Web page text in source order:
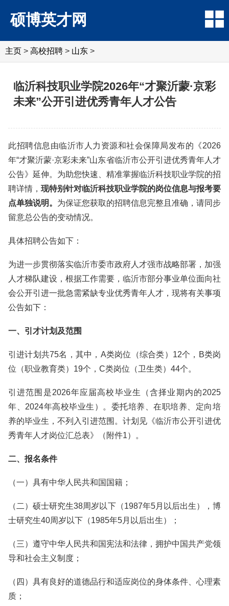
硕博英才网
主页 > 高校招聘 > 山东 >
临沂科技职业学院2026年“才聚沂蒙·京彩
未来”公开引进优秀青年人才公告
此招聘信息由临沂市人力资源和社会保障局发布的《2026
年“才聚沂蒙·京彩未来”山东省临沂市公开引进优秀青年人才
公告》延伸。为助您快速、精准掌握临沂科技职业学院的招
聘详情， 现特别针对临沂科技职业学院的岗位信息与报考要
点单独说明。 为保证您获取的招聘信息完整且准确，请同步
留意总公告的变动情况。
具体招聘公告如下：
为进一步贯彻落实临沂市委市政府人才强市战略部署，加强
人才梯队建设，根据工作需要，临沂市部分事业单位面向社
会公开引进一批急需紧缺专业优秀青年人才，现将有关事项
公告如下：
一、引才计划及范围
引进计划共75名，其中，A类岗位（综合类）12个，B类岗
位（职业教育类）19个，C类岗位（卫生类）44个。
引进范围是2026年应届高校毕业生（含择业期内的2025
年、2024年高校毕业生）。委托培养、在职培养、定向培
养的毕业生，不列入引进范围。计划见《临沂市公开引进优
秀青年人才岗位汇总表》（附件1）。
二、报名条件
（一）具有中华人民共和国国籍；
（二）硕士研究生38周岁以下（1987年5月以后出生），博
士研究生40周岁以下（1985年5月以后出生）；
（三）遵守中华人民共和国宪法和法律，拥护中国共产党领
导和社会主义制度；
（四）具有良好的道德品行和适应岗位的身体条件、心理素
质；